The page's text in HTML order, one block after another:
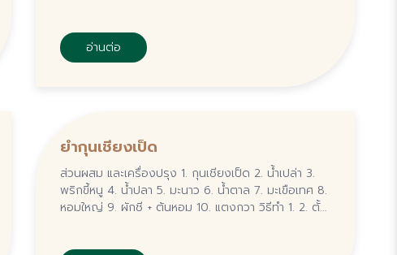
อ่านต่อ
ยำกุนเชียงเป็ด
ส่วนผสม และเครื่องปรุง 1. กุนเชียงเป็ด 2. น้ำเปล่า 3.
พริกขี้หนู 4. น้ำปลา 5. มะนาว 6. น้ำตาล 7. มะเขือเทศ 8.
หอมใหญ่ 9. ผักชี + ต้นหอม 10. แตงกวา วิธีทำ 1. 2. ตั้ง